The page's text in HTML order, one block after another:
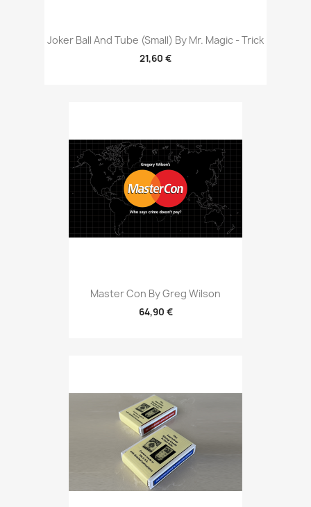
Joker Ball And Tube (Small) By Mr. Magic - Trick
21,60 €
Master Con By Greg Wilson
64,90 €